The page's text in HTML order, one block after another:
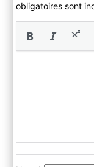
obligatoires sont